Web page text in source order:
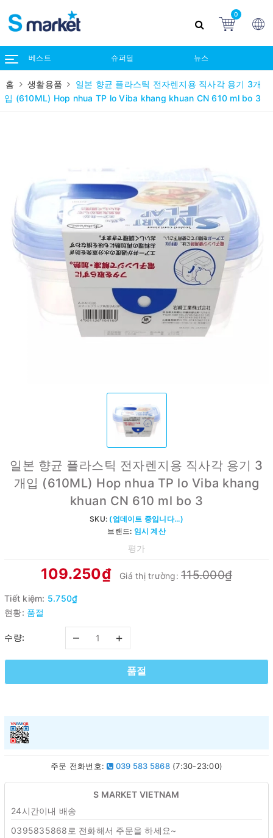
0
베스트 슈퍼딜 뉴스
홈 생활용품
일본 향균 플라스틱 전자렌지용 직사각 용기 3개
입 (610ML) Hop nhua TP lo Viba khang khuan CN 610 ml bo 3
일본 향균 플라스틱 전자렌지용 직사각 용기 3
개입 (610ML) Hop nhua TP lo Viba khang
khuan CN 610 ml bo 3
SKU: (업데이트 중입니다...)
브랜드: 임시 계산
평가
109.250₫ Giá thị trường:115.000₫
Tiết kiệm: 5.750₫
현황: 품절
수량: – +
품절
주문 전화번호: 039 583 5868(7:30-23:00)
S MARKET VIETNAM
24시간이내 배송
0395835868로 전화해서 주문을 하세요~